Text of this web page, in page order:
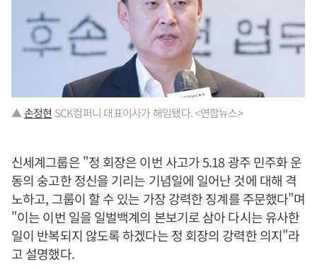
▲손정현 SCK컴퍼니 대표이사가 해임됐다. <연합뉴스>
신세계그룹은 "정 회장은 이번 사고가 5.18 광주 민주화 운
동의 숭고한 정신을 기리는 기념일에 일어난 것에 대해 격
노하고, 그룹이 할 수 있는 가장 강력한 징계를 주문했다"며
"이는 이번 일을 일벌백계의 본보기로 삼아 다시는 유사한
일이 반복되지 않도록 하겠다는 정 회장의 강력한 의지"라
고 설명했다.